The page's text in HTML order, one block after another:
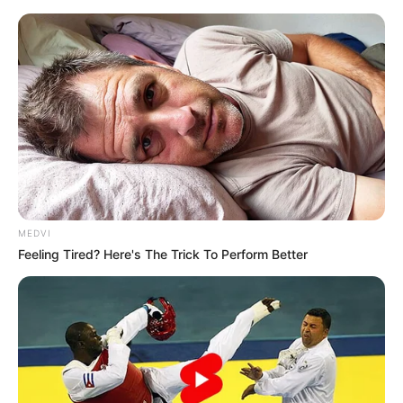
Na ten serial czekaliście! Wielka
premiera w końcu przybyła na HBO
Max
Mateusz Zaczyk 11 czerwca 2023 Aktualności
MEDVI
Feeling Tired? Here's The Trick To Perform Better